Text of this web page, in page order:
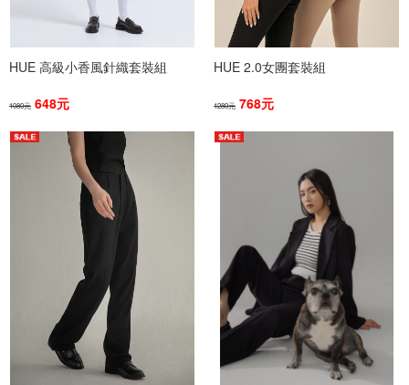
HUE 高級小香風針織套裝組
1080元 648元
HUE 2.0女團套裝組
1280元 768元